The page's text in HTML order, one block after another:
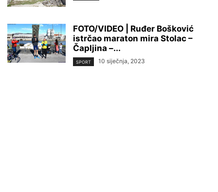
FOTO/VIDEO | Ruđer Bošković
istrčao maraton mira Stolac –
Čapljina –...
SPORT 10 siječnja, 2023